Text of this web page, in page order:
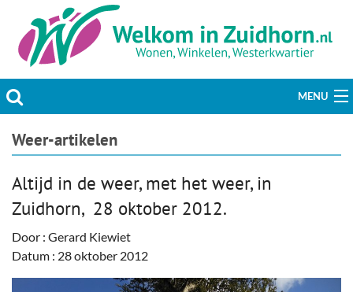
MENU
Actueel
Welzijn & Maatschappij
Bedrijven
Prikbord & Aanbiedingen
Weer-artikelen
Altijd in de weer, met het weer, in
Zuidhorn, 28 oktober 2012.
Door : Gerard Kiewiet
Datum : 28 oktober 2012